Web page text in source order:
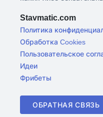
Stavmatic.com
Политика
Обработка Cookies
Пользовательское
Идеи
Фрибеты
ОБРАТНАЯ СВЯЗЬ